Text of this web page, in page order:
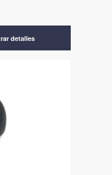
detalles